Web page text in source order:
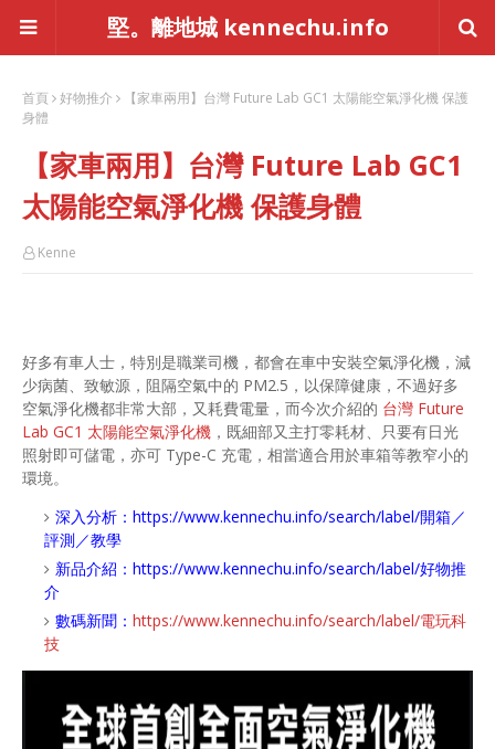
堅。離地城 kennechu.info
首頁 好物推介
【家車兩用】台灣 Future Lab GC1 太陽能空氣淨化機 保護
身體
【家車兩用】台灣 Future Lab GC1
太陽能空氣淨化機 保護身體
Kenne
好多有車人士，特別是職業司機，都會在車中安裝空氣淨化機，減
少病菌、致敏源，阻隔空氣中的 PM2.5，以保障健康，不過好多
空氣淨化機都非常大部，又耗費電量，而今次介紹的 台灣 Future
Lab GC1 太陽能空氣淨化機 ，既細部又主打零耗材、只要有日光
照射即可儲電，亦可 Type-C 充電，相當適合用於車箱等教窄小的
環境。
深入分析： https://www.kennechu.info/search/label/開箱／
評測／教學
新品介紹： https://www.kennechu.info/search/label/好物推
介
數碼新聞： https://www.kennechu.info/search/label/電玩科
技